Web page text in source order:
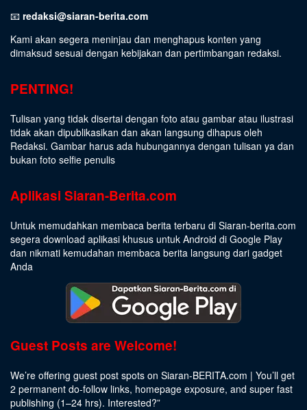
📧 redaksi@siaran-berita.com
Kami akan segera meninjau dan menghapus konten yang
dimaksud sesuai dengan kebijakan dan pertimbangan redaksi.
PENTING!
Tulisan yang tidak disertai dengan foto atau gambar atau ilustrasi
tidak akan dipublikasikan dan akan langsung dihapus oleh
Redaksi. Gambar harus ada hubungannya dengan tulisan ya dan
bukan foto selfie penulis
Aplikasi Siaran-Berita.com
Untuk memudahkan membaca berita terbaru di Siaran-berita.com
segera download aplikasi khusus untuk Android di Google Play
dan nikmati kemudahan membaca berita langsung dari gadget
Anda
Guest Posts are Welcome!
We’re offering guest post spots on Siaran-BERITA.com | You’ll get
2 permanent do-follow links, homepage exposure, and super fast
publishing (1–24 hrs). Interested?”